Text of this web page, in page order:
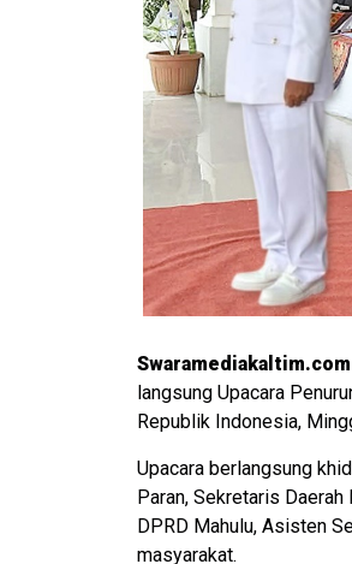
Swaramediakaltim.com
langsung Upacara
Republik Indonesia,
Upacara berlangsung
Paran, Sekretaris
DPRD Mahulu, Asisten
masyarakat.